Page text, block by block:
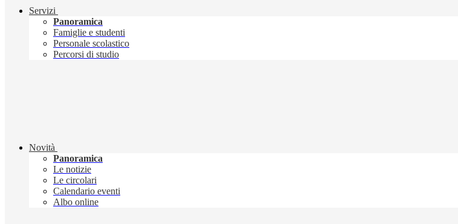
Servizi
Panoramica
Famiglie e studenti
Personale scolastico
Percorsi di studio
Novità
Panoramica
Le notizie
Le circolari
Calendario eventi
Albo online